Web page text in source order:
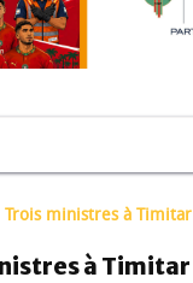
Trois ministres à Timitar
à Timitar